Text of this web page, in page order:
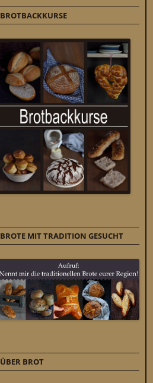
BROTBACKKURSE
BROTE MIT TRADITION GESUCHT
ÜBER BROT